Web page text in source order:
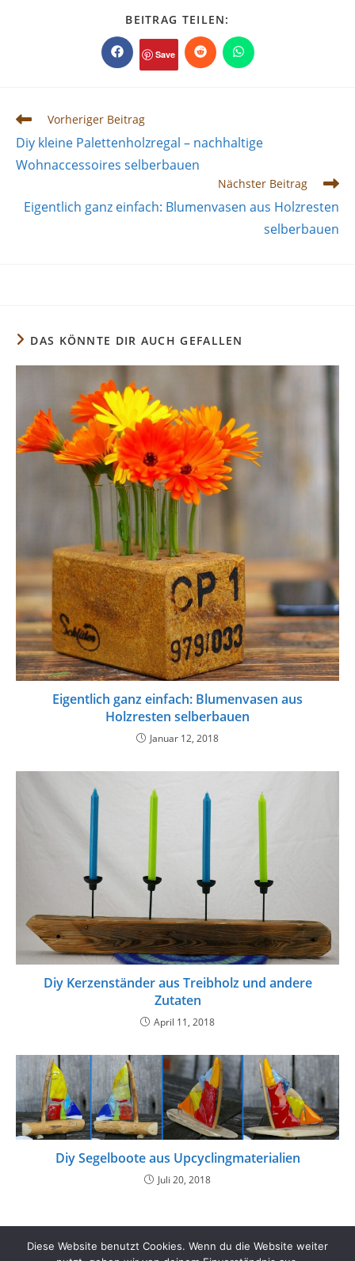
BEITRAG TEILEN:
INHALT
TEILEN
Öffnet
in
Save Öffnet
in
Öffnet
in
Weitere
Artikel
ansehen
Vorheriger Beitrag
Diy kleine Palettenholzregal – nachhaltige
Wohnaccessoires selberbauen
Nächster Beitrag
Eigentlich ganz einfach: Blumenvasen aus Holzresten
selberbauen
DAS KÖNNTE DIR AUCH GEFALLEN
Eigentlich ganz einfach: Blumenvasen aus
Holzresten selberbauen
Januar 12, 2018
Diy Kerzenständer aus Treibholz und andere
Zutaten
April 11, 2018
Diy Segelboote aus Upcyclingmaterialien
Juli 20, 2018
Diese Website benutzt Cookies. Wenn du die Website weiter